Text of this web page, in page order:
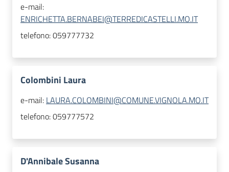
e-mail:
ENRICHETTA.BERNABEI@TERREDICASTELLI.MO.IT
telefono:059777732
Colombini Laura
e-mail: LAURA.COLOMBINI@COMUNE.VIGNOLA.MO.IT
telefono:059777572
D'Annibale Susanna